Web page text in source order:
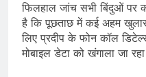
फिलहाल जांच सभी बिंदुओं पर
है कि पूछताछ में कई अहम
लिए प्रदीप के फोन कॉल
मोबाइल डेटा को खंगाला जा